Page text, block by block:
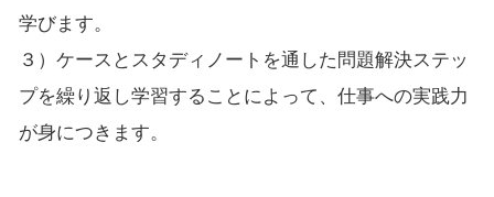
学びます。
３）ケースとスタディノートを通した問題解決ステッ
プを繰り返し学習することによって、仕事への実践力
が身につきます。